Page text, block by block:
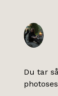
Du tar